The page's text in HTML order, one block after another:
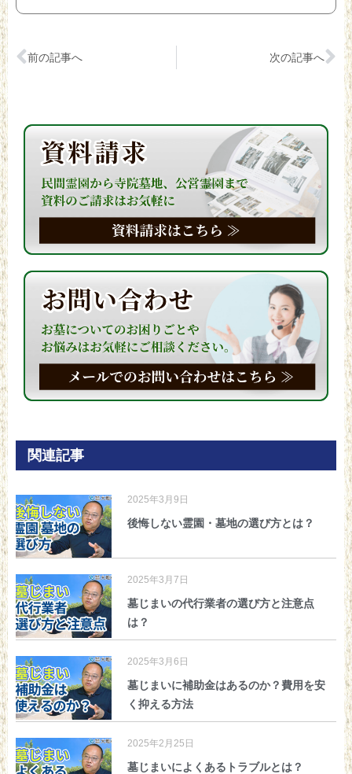
前の記事へ 次の記事へ
関連記事
後悔しない霊園・墓地の選び方とは？
2025年3月9日
墓じまいの代行業者の選び方と注意点
は？
2025年3月7日
墓じまいに補助金はあるのか？費用を安
く抑える方法
2025年3月6日
墓じまいによくあるトラブルとは？
2025年2月25日